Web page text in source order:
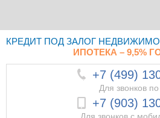
КРЕДИТ ПОД ЗАЛОГ
ИПОТЕКА – 9,5%
+7 (499)
Для звонков
+7 (903)